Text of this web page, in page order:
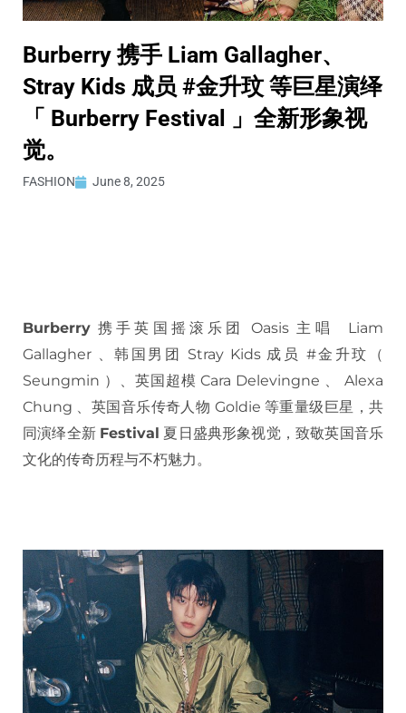
Burberry 携手 Liam Gallagher、
Stray Kids 成员 #金升玟 等巨星演绎
「 Burberry Festival 」全新形象视
觉。
FASHION June 8, 2025
Burberry 携手英国摇滚乐团 Oasis 主唱 Liam
Gallagher 、韩国男团 Stray Kids 成员 #金升玟（
Seungmin ）、英国超模 Cara Delevingne 、 Alexa
Chung 、英国音乐传奇人物 Goldie 等重量级巨星，共
同演绎全新 Festival 夏日盛典形象视觉，致敬英国音乐
文化的传奇历程与不朽魅力。